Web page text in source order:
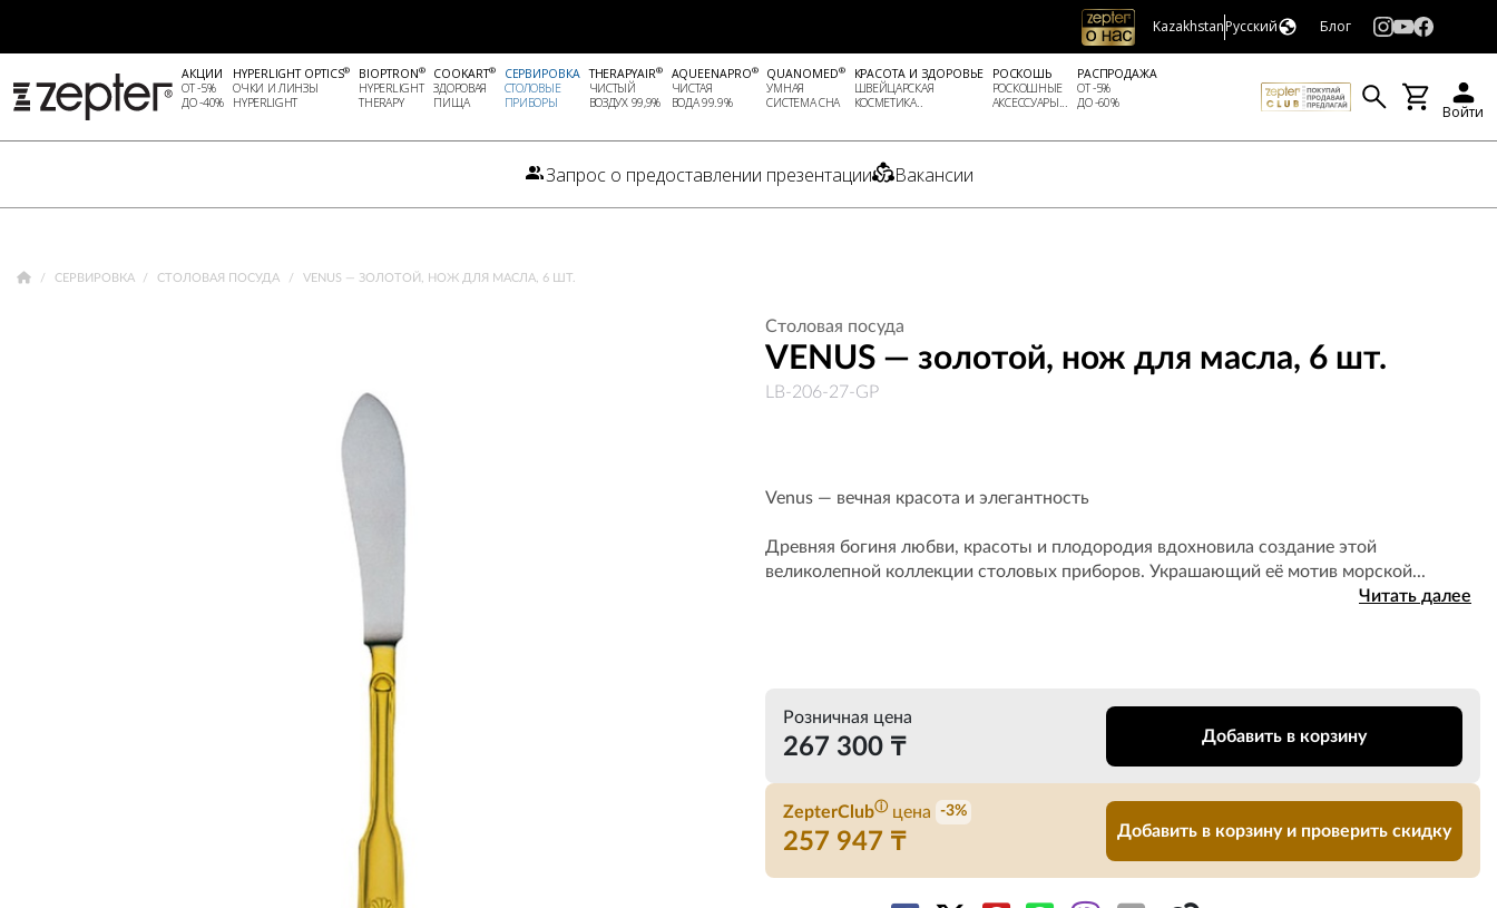
KazakhstanРусский Блог
АКЦИИ
ОТ -5%
ДО -40%
HYPERLIGHT OPTICS®
ОЧКИ И ЛИНЗЫ
HYPERLIGHT
BIOPTRON®
HYPERLIGHT
THERAPY
COOKART®
ЗДОРОВАЯ
ПИЩА
СЕРВИРОВКА
СТОЛОВЫЕ
ПРИБОРЫ
THERAPYAIR®
ЧИСТЫЙ
ВОЗДУХ 99,9%
AQUEENAPRO®
ЧИСТАЯ
ВОДА 99.9%
QUANOMED®
УМНАЯ
СИСТЕМА СНА
КРАСОТА И ЗДОРОВЬЕ
ШВЕЙЦАРСКАЯ
КОСМЕТИКА..
РОСКОШЬ
РОСКОШНЫЕ
АКСЕССУАРЫ...
РАСПРОДАЖА
ОТ -5%
ДО -60%
Войти
Запрос о предоставлении презентации Вакансии
СЕРВИРОВКА СТОЛОВАЯ ПОСУДА VENUS — ЗОЛОТОЙ, НОЖ ДЛЯ МАСЛА, 6 ШТ.
Столовая посуда
VENUS — золотой, нож для масла, 6 шт.
LB-206-27-GP
Venus — вечная красота и элегантность
Древняя богиня любви, красоты и плодородия вдохновила создание этой
великолепной коллекции столовых приборов. Украшающий её мотив морской...
Читать далее
Розничная цена
267 300 ₸ Добавить в корзину
ZepterClubⓘ цена -3%
257 947 ₸ Добавить в корзину и проверить скидку